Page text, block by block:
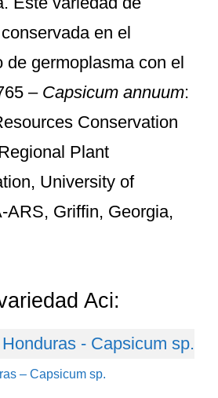
en el
de germoplasma con el
– Capsicum annuum:
Conservation
Plant
University of
ARS, Griffin, Georgia,
Aci:
– Capsicum sp.